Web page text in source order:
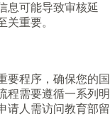
息可能导致审核延
关重要。
要程序，确保您的国
程需要遵循一系列明
请人需访问教育部留